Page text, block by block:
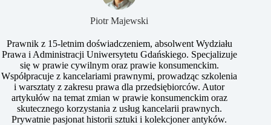
​Piotr Majewski
Prawnik z 15-letnim doświadczeniem, absolwent Wydziału
Prawa i Administracji Uniwersytetu Gdańskiego. Specjalizuje
się w prawie cywilnym oraz prawie konsumenckim.
Współpracuje z kancelariami prawnymi, prowadząc szkolenia
i warsztaty z zakresu prawa dla przedsiębiorców. Autor
artykułów na temat zmian w prawie konsumenckim oraz
skutecznego korzystania z usług kancelarii prawnych.
Prywatnie pasjonat historii sztuki i kolekcjoner antyków.